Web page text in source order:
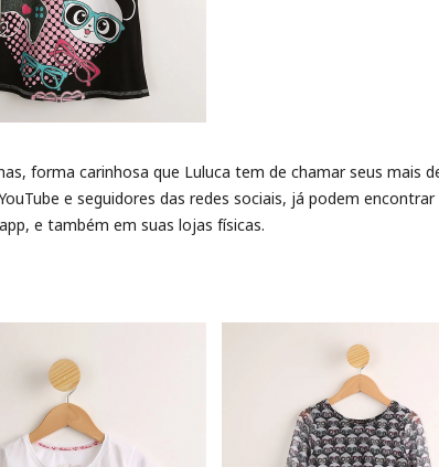
forma carinhosa que Luluca tem de chamar seus mais
e seguidores das redes sociais, já podem
e também em suas lojas físicas.